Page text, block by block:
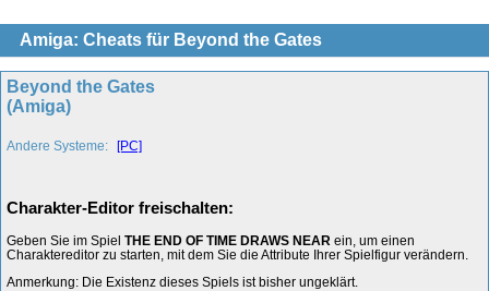
Amiga: Cheats für Beyond the Gates
Beyond the Gates
(Amiga)
Andere Systeme: [PC]
Charakter-Editor freischalten:
Geben Sie im Spiel THE END OF TIME DRAWS NEAR ein, um einen
Charaktereditor zu starten, mit dem Sie die Attribute Ihrer Spielfigur verändern.
Anmerkung: Die Existenz dieses Spiels ist bisher ungeklärt.